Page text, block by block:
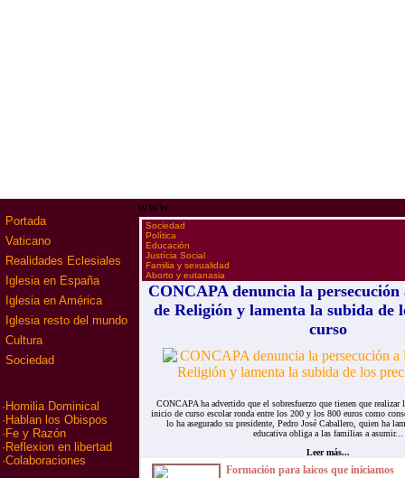
Portada
Vaticano
Realidades Eclesiales
Iglesia en España
Iglesia en América
Iglesia resto del mundo
Cultura
Sociedad
· Homilia Dominical
· Hablan los Obispos
· Fe y Razón
· Reflexion en libertad
·Colaboraciones
www
·Sociedad
·Política
·Educación
·Justícia Social
·Familia y sexualidad
·Aborto y eutanasia
CONCAPA denuncia la
de Religión y lamenta la subida de
curso
CONCAPA ha advertido que el sobresfuerzo que tienen que realizar
inicio de curso escolar ronda entre los 200 y los 800 euros como
lo ha asegurado su presidente, Pedro José Caballero, quien ha
educativa obliga a las familias a asumir...
Leer más...
Formación para laicos que iniciamos